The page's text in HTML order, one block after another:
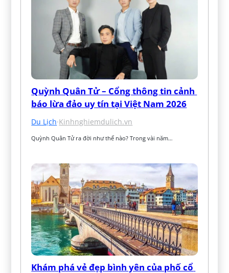
Quỳnh Quân Tử – Cổng thông tin cảnh
báo lừa đảo uy tín tại Việt Nam 2026
Du Lịch·Kinhnghiemdulich.vn
Quỳnh Quân Tử ra đời như thế nào? Trong vài năm…
Khám phá vẻ đẹp bình yên của phố cổ